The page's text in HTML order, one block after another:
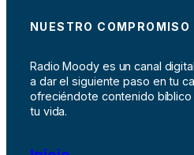
NUESTRO COMPROMISO
Radio Moody es un canal
a dar el siguiente paso en tu
ofreciéndote contenido
tu vida.